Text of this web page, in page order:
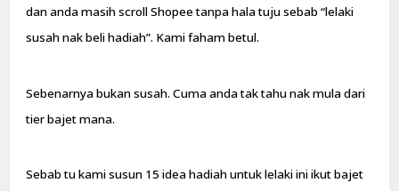
dan anda masih scroll Shopee tanpa hala tuju sebab “lelaki
susah nak beli hadiah”. Kami faham betul.
Sebenarnya bukan susah. Cuma anda tak tahu nak mula dari
tier bajet mana.
Sebab tu kami susun 15 idea hadiah untuk lelaki ini ikut bajet